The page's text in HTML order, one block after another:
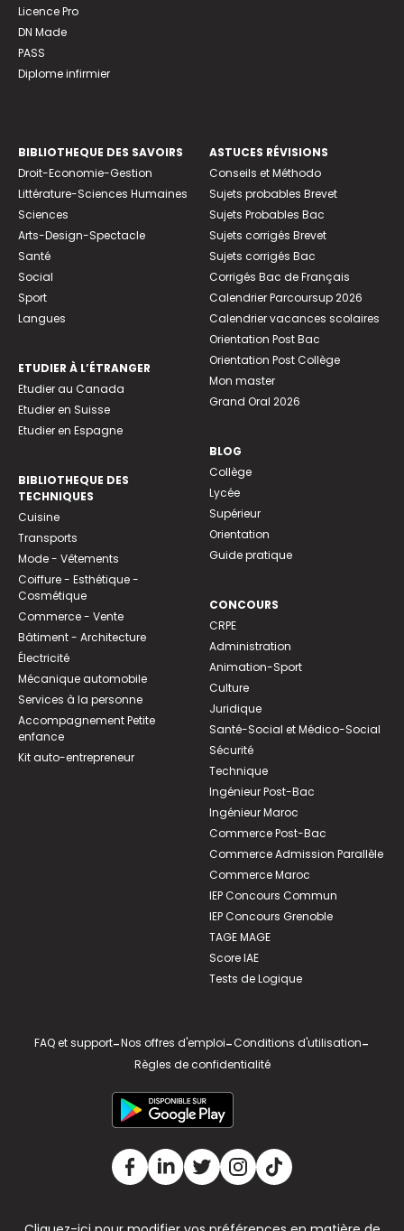
Licence Pro
DN Made
PASS
Diplome infirmier
BIBLIOTHEQUE DES SAVOIRS
Droit-Economie-Gestion
Littérature-Sciences Humaines
Sciences
Arts-Design-Spectacle
Santé
Social
Sport
Langues
ETUDIER À L’ÉTRANGER
Etudier au Canada
Etudier en Suisse
Etudier en Espagne
BIBLIOTHEQUE DES
TECHNIQUES
Cuisine
Transports
Mode - Vêtements
Coiffure - Esthétique -
Cosmétique
Commerce - Vente
Bâtiment - Architecture
Électricité
Mécanique automobile
Services à la personne
Accompagnement Petite
enfance
Kit auto-entrepreneur
ASTUCES RÉVISIONS
Conseils et Méthodo
Sujets probables Brevet
Sujets Probables Bac
Sujets corrigés Brevet
Sujets corrigés Bac
Corrigés Bac de Français
Calendrier Parcoursup 2026
Calendrier vacances scolaires
Orientation Post Bac
Orientation Post Collège
Mon master
Grand Oral 2026
BLOG
Collège
Lycée
Supérieur
Orientation
Guide pratique
CONCOURS
CRPE
Administration
Animation-Sport
Culture
Juridique
Santé-Social et Médico-Social
Sécurité
Technique
Ingénieur Post-Bac
Ingénieur Maroc
Commerce Post-Bac
Commerce Admission Parallèle
Commerce Maroc
IEP Concours Commun
IEP Concours Grenoble
TAGE MAGE
Score IAE
Tests de Logique
FAQ et support-Nos offres d'emploi-Conditions d'utilisation-
Règles de confidentialité